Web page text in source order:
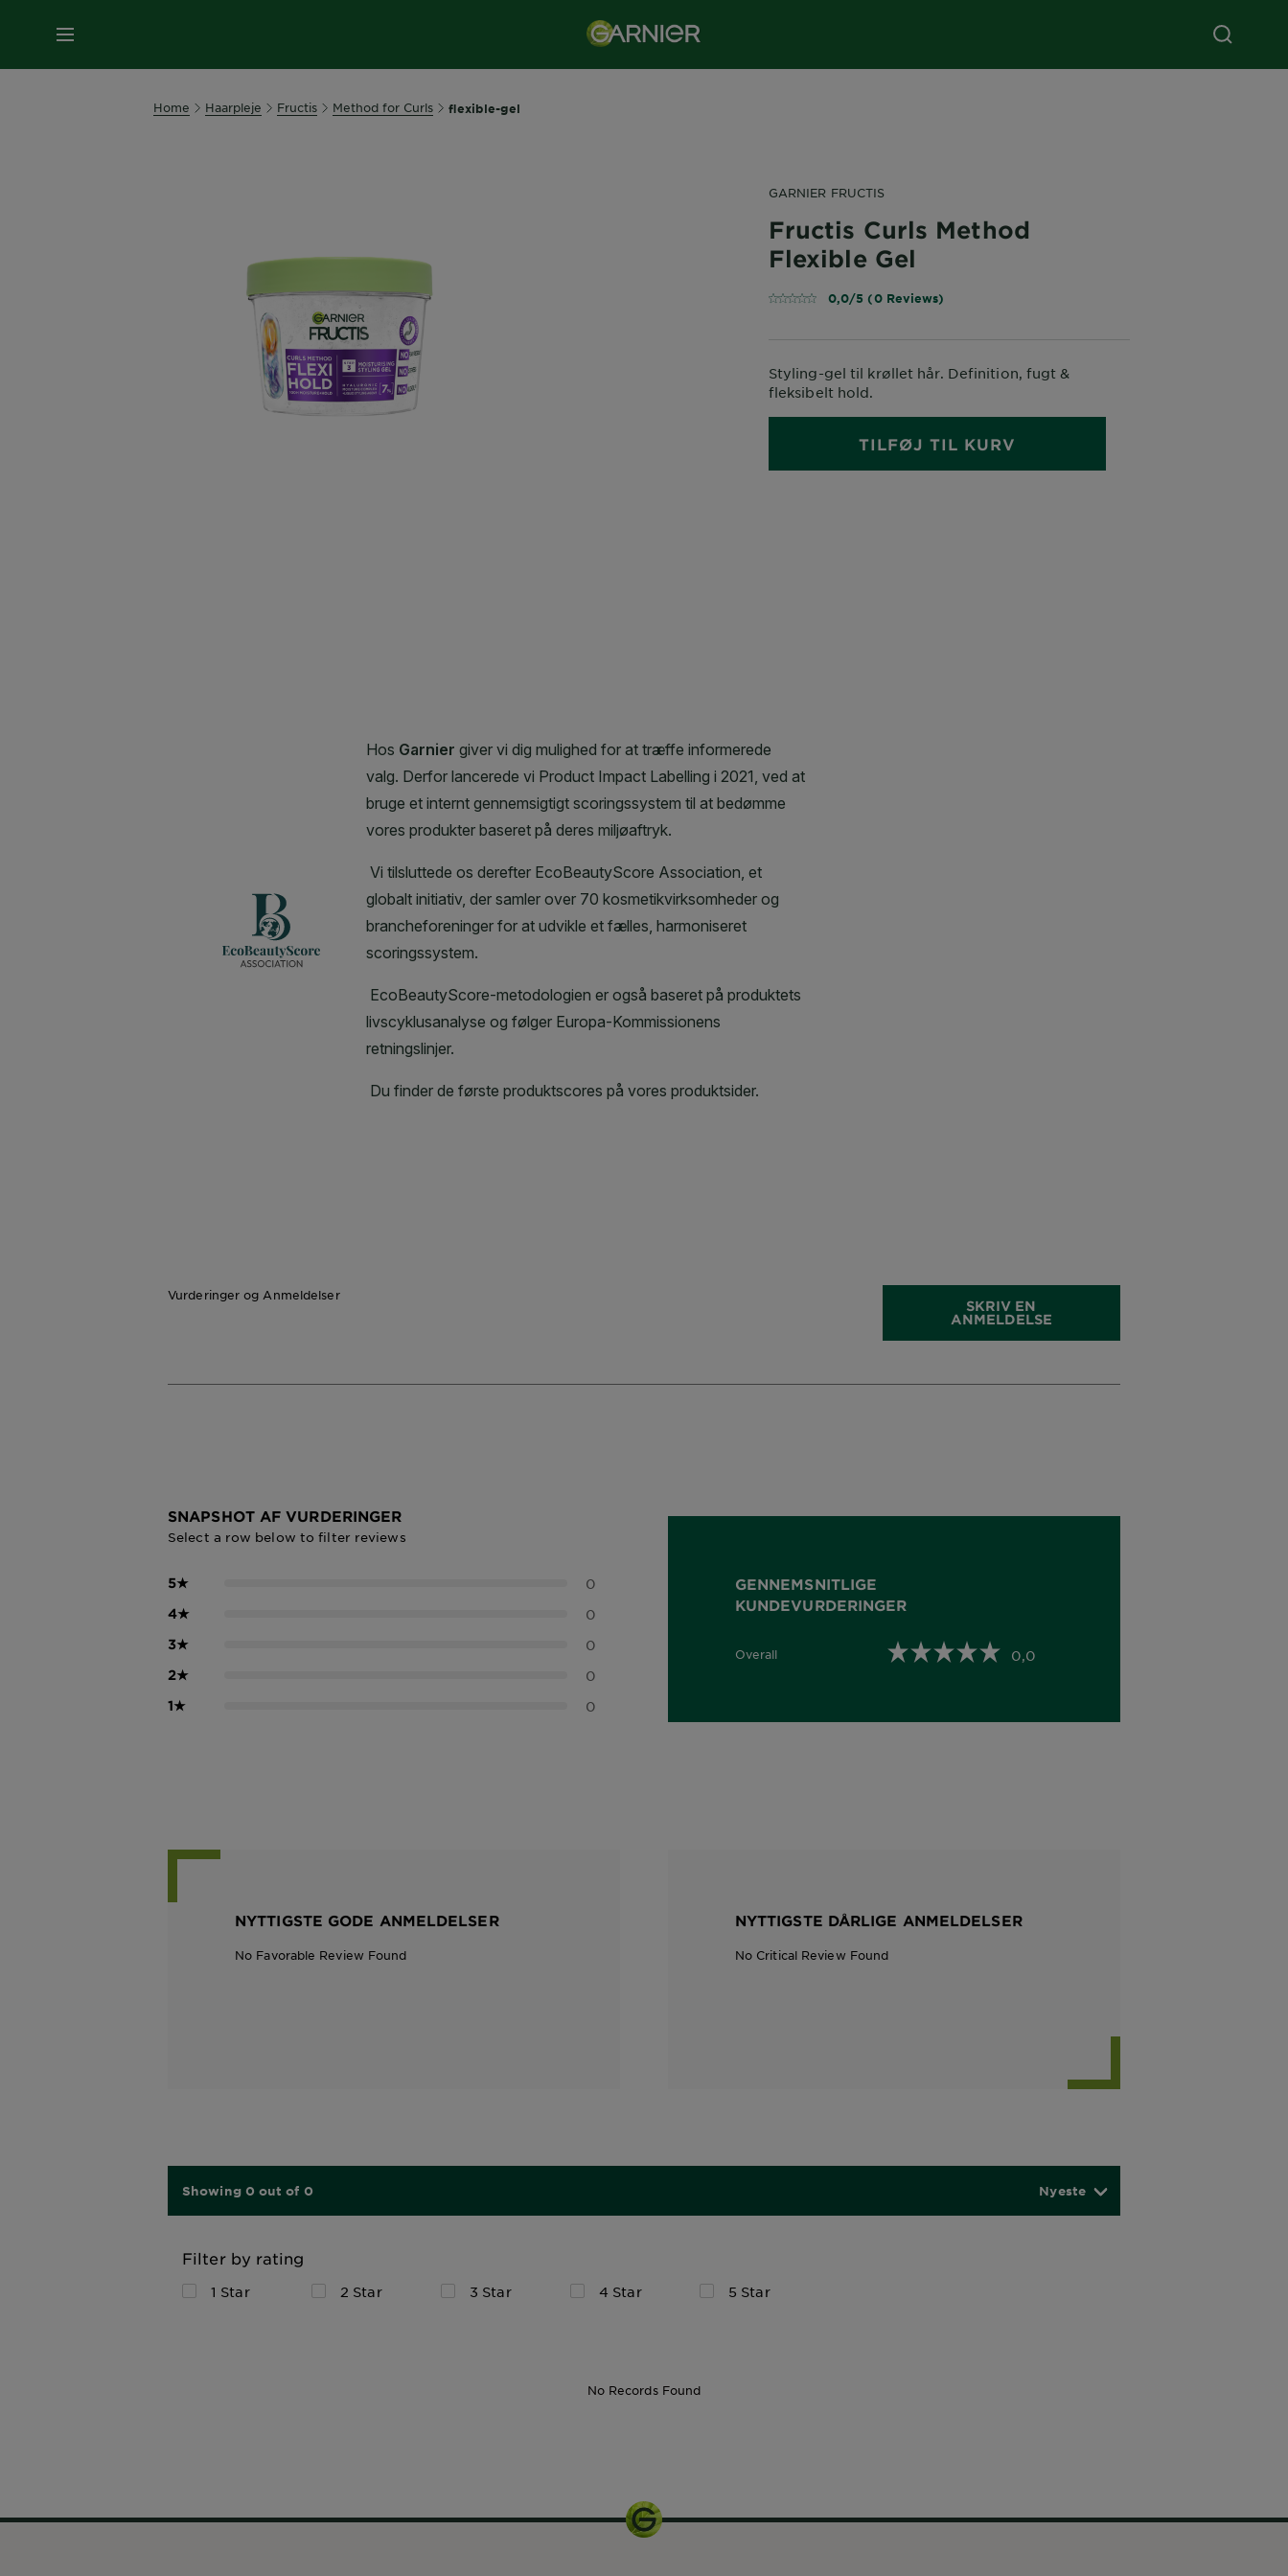
MENU
Home Haarpleje Fructis Method for Curls flexible-gel
GARNIER FRUCTIS
Fructis Curls Method
Flexible Gel
0,0/5 (0 Reviews)
Styling-gel til krøllet hår. Definition, fugt &
fleksibelt hold.
TILFØJ TIL KURV
Vurderinger og Anmeldelser
SKRIV EN
ANMELDELSE
SNAPSHOT AF VURDERINGER
Select a row below to filter reviews
5★ 0
4★ 0
3★ 0
2★ 0
1★ 0
GENNEMSNITLIGE
KUNDEVURDERINGER
Overall
0,0 out of 5 stars 0,0
NYTTIGSTE GODE ANMELDELSER
No Favorable Review Found
NYTTIGSTE DÅRLIGE ANMELDELSER
No Critical Review Found
Showing 0 out of 0 Nyeste
Filter by rating
1 Star 2 Star 3 Star 4 Star 5 Star
No Records Found